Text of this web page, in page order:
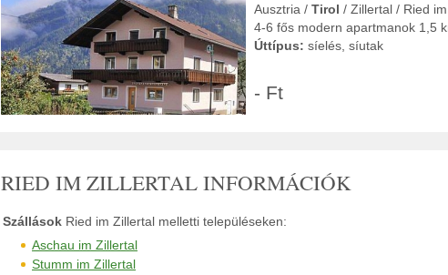
Ausztria / Tirol / Zillertal / Ried
4-6 fős modern apartmanok 1,5
Úttípus: síelés, síutak
- Ft
RIED IM ZILLERTAL INFORMÁCIÓK
Szállások Ried im Zillertal melletti településeken:
Aschau im Zillertal
Stumm im Zillertal